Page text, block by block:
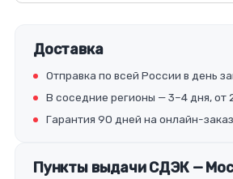
Доставка
Отправка по всей России в день
В соседние регионы — 3–4 дня, от
Гарантия 90 дней на онлайн-
Пункты выдачи СДЭК —